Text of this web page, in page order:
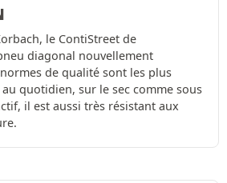
le ContiStreet de
diagonal nouvellement
de qualité sont les plus
quotidien, sur le sec comme sous
il est aussi très résistant aux